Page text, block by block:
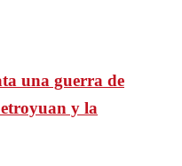
una guerra de
y la